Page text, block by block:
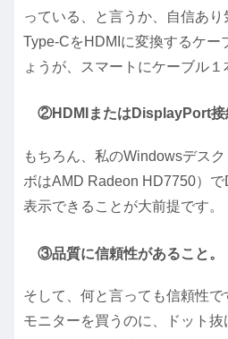
っている、と言うか、自信あ
Type-CをHDMIに変換するケー
ょうが、スマートにケーブル１
②HDMIまたはDisplayPort接
もちろん、私のWindowsデス
ボはAMD Radeon HD7750）
表示できることが大前提です。
③品質に信頼性があること。
そして、何と言っても信頼性
モニターを買うのに、ドット